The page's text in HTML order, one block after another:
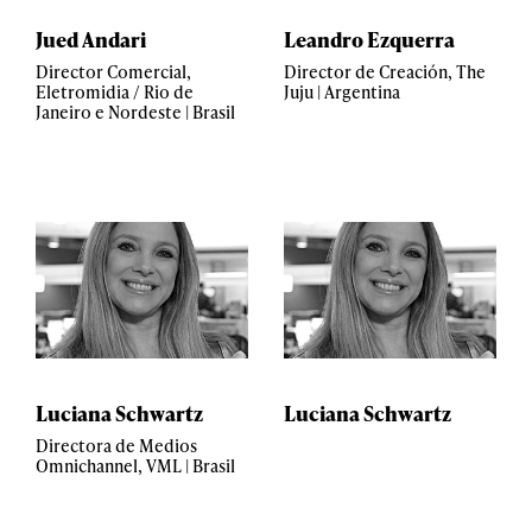
Jued Andari
Director Comercial,
Eletromidia / Rio de
Janeiro e Nordeste | Brasil
Leandro Ezquerra
Director de Creación, The
Juju | Argentina
Luciana Schwartz
Directora de Medios
Omnichannel, VML | Brasil
Luciana Schwartz